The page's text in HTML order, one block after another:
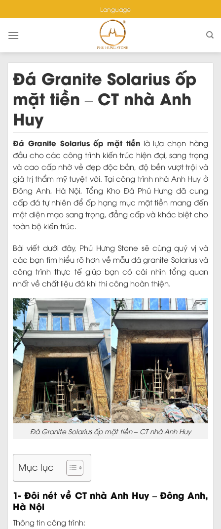
to
content
Đá Granite Solarius ốp
mặt tiền – CT nhà Anh
Huy
Đá Granite Solarius ốp mặt tiềnlà lựa chọn hàng
đầu cho các công trình kiến trúc hiện đại, sang trọng
và cao cấp nhờ vẻ đẹp độc bản, độ bền vượt trội và
giá trị thẩm mỹ tuyệt vời. Tại công trình nhà Anh Huy ở
Đông Anh, Hà Nội, Tổng Kho Đá Phú Hưng đã cung
cấp đá tự nhiên để ốp hạng mục mặt tiền mang đến
một diện mạo sang trọng, đẳng cấp và khác biệt cho
toàn bộ kiến trúc.
Bài viết dưới đây, Phú Hưng Stone sẽ cùng quý vị và
các bạn tìm hiểu rõ hơn về mẫu đá granite Solarius và
công trình thực tế giúp bạn có cái nhìn tổng quan
nhất về chất liệu đá khi thi công hoàn thiện.
Đá Granite Solarius ốp mặt tiền – CT nhà Anh Huy
Mục lục
1- Đôi nét về CT nhà Anh Huy – Đông Anh,
Hà Nội
Thông tin công trình:
Language